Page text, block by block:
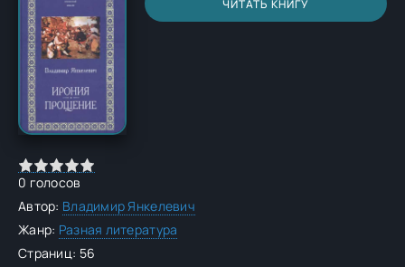
ЧИТАТЬ КНИГУ
0 голосов
Автор: Владимир Янкелевич
Жанр: Разная литература
Страниц: 56